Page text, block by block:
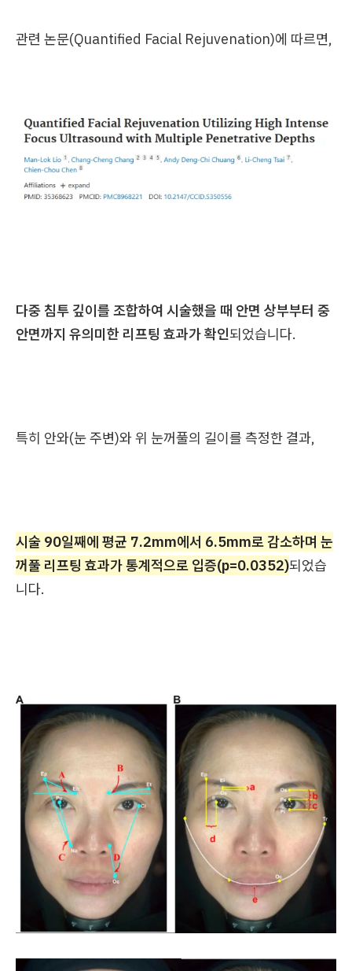
관련 논문(Quantified Facial Rejuvenation)에 따르면,
다중 침투 깊이를 조합하여 시술했을 때 안면 상부부터 중
안면까지 유의미한 리프팅 효과가 확인되었습니다.
특히 안와(눈 주변)와 위 눈꺼풀의 길이를 측정한 결과,
시술 90일째에 평균 7.2mm에서 6.5mm로 감소하며 눈
꺼풀 리프팅 효과가 통계적으로 입증(p=0.0352)되었습
니다.